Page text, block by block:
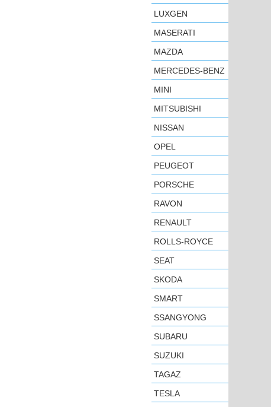
LUXGEN
MASERATI
MAZDA
MERCEDES-BENZ
MINI
MITSUBISHI
NISSAN
OPEL
PEUGEOT
PORSCHE
RAVON
RENAULT
ROLLS-ROYCE
SEAT
SKODA
SMART
SSANGYONG
SUBARU
SUZUKI
TAGAZ
TESLA